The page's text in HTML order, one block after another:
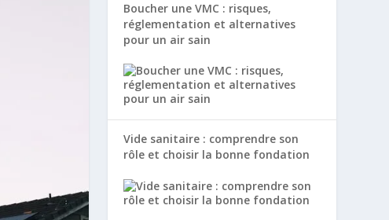
Boucher une VMC : risques,
réglementation et alternatives
pour un air sain
Vide sanitaire : comprendre son
rôle et choisir la bonne fondation